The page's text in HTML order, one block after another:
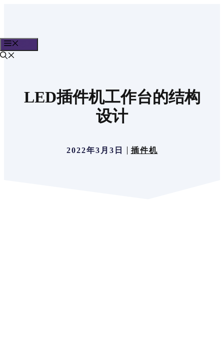
内
容
LED插件机工作台的结构
设计
2022年3月3日 插件机